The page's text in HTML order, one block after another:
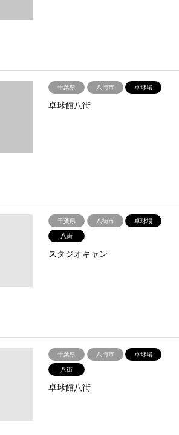
千葉県 八街市 卓球場
卓球館八街
千葉県 八街市
卓球場
八街
スタジオキャン
千葉県 八街市
卓球場
八街
卓球館八街